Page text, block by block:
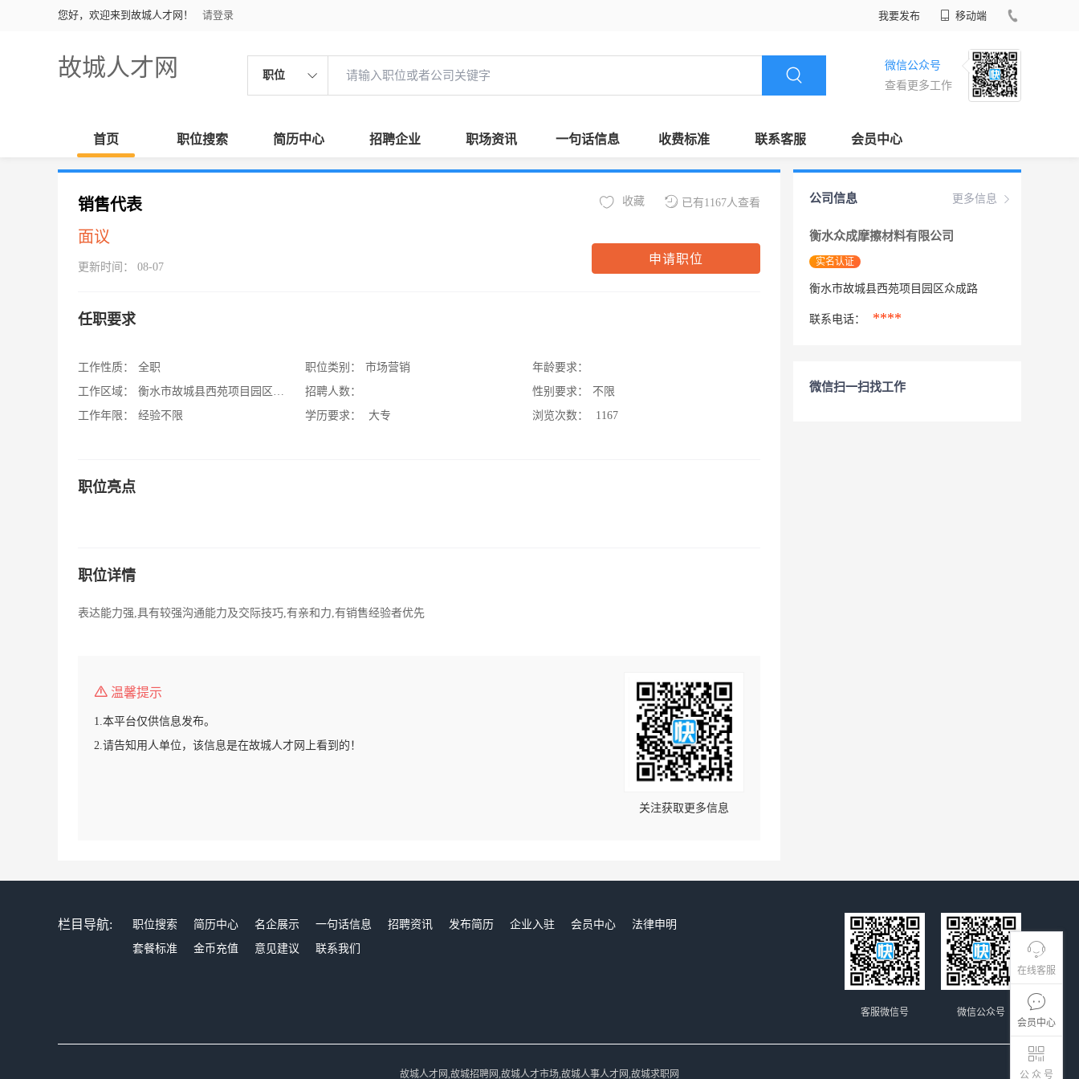
您好，欢迎来到故城人才网！ 请登录 我要发布 移动端
故城人才网 职位
微信公众号
查看更多工作
首页 职位搜索 简历中心 招聘企业 职场资讯 一句话信息 收费标准 联系客服 会员中心
在线客服
会员中心
公 众 号
销售代表
面议
更新时间： 08-07
已有1167人查看
收藏
申请职位
任职要求
工作性质：
全职
工作区域：
衡水市故城县西苑项目园区众成路
工作年限：
经验不限
职位类别：
市场营销
招聘人数：
学历要求：
大专
年龄要求：
性别要求：
不限
浏览次数：
1167
职位亮点
职位详情
表达能力强,具有较强沟通能力及交际技巧,有亲和力,有销售经验者优先
温馨提示
1.本平台仅供信息发布。
2.请告知用人单位，该信息是在故城人才网上看到的！
关注获取更多信息
更多信息
公司信息
衡水众成摩擦材料有限公司
实名认证
衡水市故城县西苑项目园区众成路
联系电话： ****
微信扫一扫找工作
栏目导航: 职位搜索 简历中心 名企展示 一句话信息 招聘资讯 发布简历 企业入驻 会员中心
法律申明
套餐标准
金币充值 意见建议 联系我们
微信公众号
客服微信号
故城人才网,故城招聘网,故城人才市场,故城人事人才网,故城求职网